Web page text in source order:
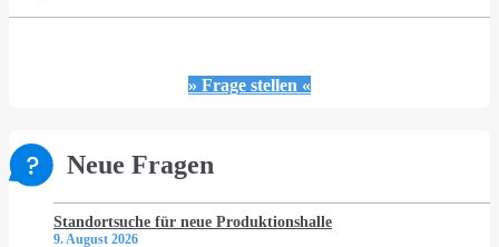
» Frage stellen «
Neue Fragen
Standortsuche für neue Produktionshalle
9. August 2026